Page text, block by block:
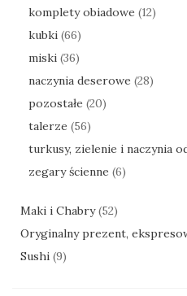
komplety obiadowe (12)
kubki (66)
miski (36)
naczynia deserowe (28)
pozostałe (20)
talerze (56)
turkusy, zielenie i naczynia
zegary ścienne (6)
Maki i Chabry (52)
Oryginalny prezent,
Sushi (9)